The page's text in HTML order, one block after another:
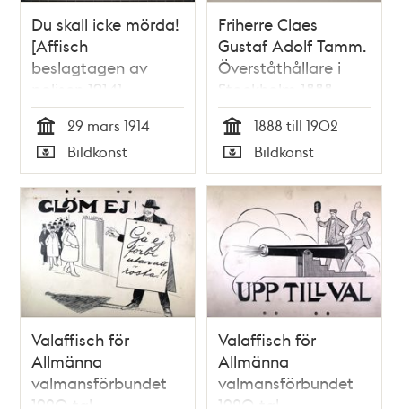
Du skall icke mörda!
[Affisch
beslagtagen av
polisen 1914]
Tid
29 mars 1914
Typ
Bildkonst
Friherre Claes
Gustaf Adolf Tamm.
Överståthållare i
Stockholm 1888-
1902
Tid
1888 till 1902
Typ
Bildkonst
Valaffisch för
Allmänna
valmansförbundet
1920-tal
Valaffisch för
Allmänna
valmansförbundet
1920-tal